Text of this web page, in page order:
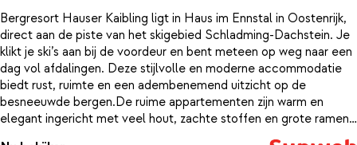
Bergresort Hauser Kaibling ligt in Haus im Ennstal in Oostenrijk,
direct aan de piste van het skigebied Schladming-Dachstein. Je
klikt je ski’s aan bij de voordeur en bent meteen op weg naar een
dag vol afdalingen. Deze stijlvolle en moderne accommodatie
biedt rust, ruimte en een adembenemend uitzicht op de
besneeuwde bergen.De ruime appartementen zijn warm en
elegant ingericht met veel hout, zachte stoffen en grote ramen.
Je voelt meteen de luxe van een goed doordacht interieur: een